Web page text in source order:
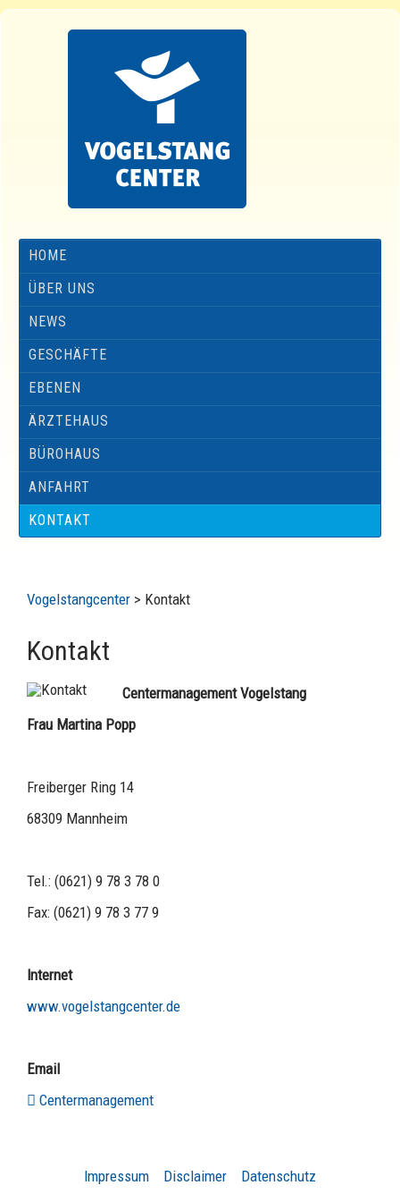
HOME
ÜBER UNS
NEWS
GESCHÄFTE
EBENEN
ÄRZTEHAUS
BÜROHAUS
ANFAHRT
KONTAKT
Vogelstangcenter > Kontakt
Kontakt
Centermanagement Vogelstang
Frau Martina Popp
Freiberger Ring 14
68309 Mannheim
Tel.: (0621) 9 78 3 78 0
Fax: (0621) 9 78 3 77 9
Internet
www.vogelstangcenter.de
Email
Centermanagement
Impressum Disclaimer
Datenschutz